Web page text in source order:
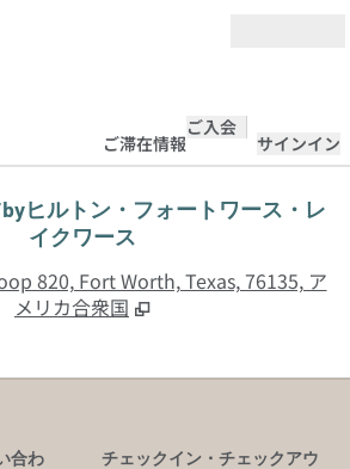
ご滞在情報
ご入会
サインイン
ヒルトン・フォートワース・レ
イクワース
820, Fort Worth, Texas, 76135, ア
メリカ合衆国
合わ
お問い合わせ チェックイン・チェックアウ